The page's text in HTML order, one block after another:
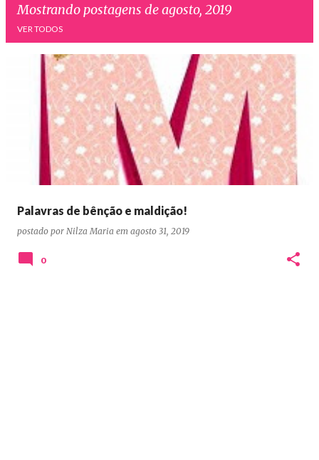
Mostrando postagens de agosto, 2019
VER TODOS
Palavras de bênção e maldição!
postado por Nilza Maria em agosto 31, 2019
0